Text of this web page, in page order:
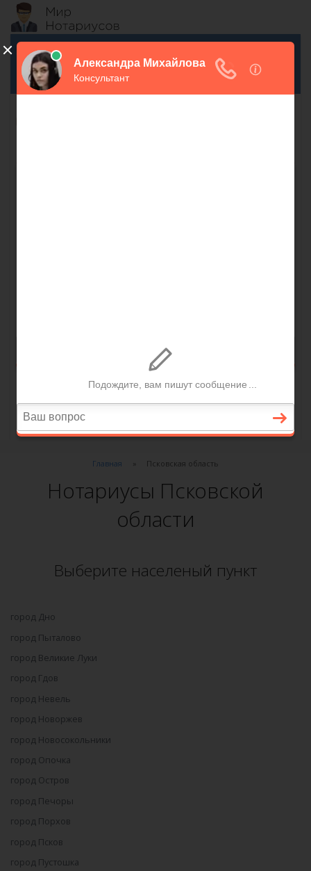
Главная Псковская область
Нотариусы Псковской
области
Выберите населеный пункт
город Дно
город Пыталово
город Великие Луки
город Гдов
город Невель
город Новоржев
город Новосокольники
город Опочка
город Остров
город Печоры
город Порхов
город Псков
город Пустошка